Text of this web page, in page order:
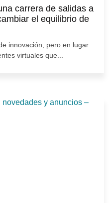
carrera de salidas a
el equilibrio de
innovación, pero en lugar
virtuales que...